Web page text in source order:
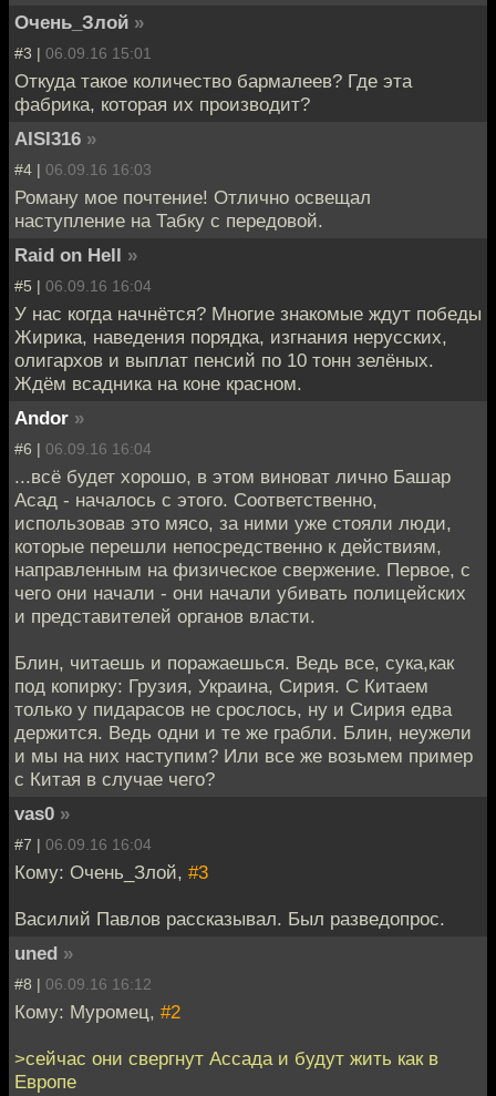
Очень_Злой »
#3 | 06.09.16 15:01
Откуда такое количество бармалеев? Где эта
фабрика, которая их производит?
AISI316 »
#4 | 06.09.16 16:03
Роману мое почтение! Отлично освещал
наступление на Табку с передовой.
Raid on Hell »
#5 | 06.09.16 16:04
У нас когда начнётся? Многие знакомые ждут победы
Жирика, наведения порядка, изгнания нерусских,
олигархов и выплат пенсий по 10 тонн зелёных.
Ждём всадника на коне красном.
Andor »
#6 | 06.09.16 16:04
...всё будет хорошо, в этом виноват лично Башар
Асад - началось с этого. Соответственно,
использовав это мясо, за ними уже стояли люди,
которые перешли непосредственно к действиям,
направленным на физическое свержение. Первое, с
чего они начали - они начали убивать полицейских
и представителей органов власти.
Блин, читаешь и поражаешься. Ведь все, сука,как
под копирку: Грузия, Украина, Сирия. С Китаем
только у пидарасов не срослось, ну и Сирия едва
держится. Ведь одни и те же грабли. Блин, неужели
и мы на них наступим? Или все же возьмем пример
с Китая в случае чего?
vas0 »
#7 | 06.09.16 16:04
Кому: Очень_Злой, #3
Василий Павлов рассказывал. Был разведопрос.
uned »
#8 | 06.09.16 16:12
Кому: Муромец, #2
>сейчас они свергнут Ассада и будут жить как в
Европе